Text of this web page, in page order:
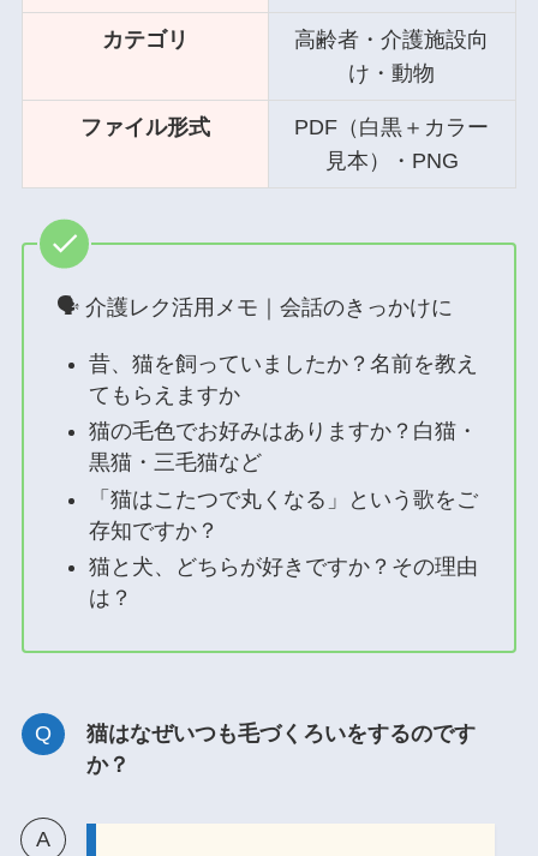
カテゴリ
高齢者・介護施設向
け・動物
ファイル形式
PDF（白黒＋カラー
見本）・PNG
🗣 介護レク活用メモ｜会話のきっかけに
昔、猫を飼っていましたか？名前を教え
てもらえますか
猫の毛色でお好みはありますか？白猫・
黒猫・三毛猫など
「猫はこたつで丸くなる」という歌をご
存知ですか？
猫と犬、どちらが好きですか？その理由
は？
猫はなぜいつも毛づくろいをするのです
か？